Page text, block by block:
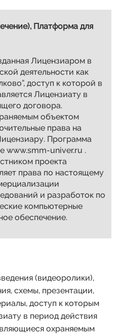
Платформа для
Лицензиаром в
деятельности как
доступ к которой в
Лицензиату в
договора.
объектом
права на
Программа
www.smm-univer.ru .
проекта
права по настоящему
и разработок по
компьютерные
обеспечение.
(видеоролики),
схемы, презентации,
доступ к которым
в период действия
охраняемым